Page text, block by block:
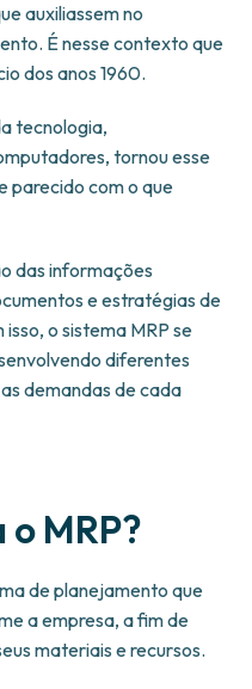
auxiliassem no
É nesse contexto que
dos anos 1960.
tecnologia,
tornou esse
parecido com o que
das informações
e estratégias de
o sistema MRP se
diferentes
demandas de cada
MRP?
de planejamento que
a empresa, a fim de
materiais e recursos.